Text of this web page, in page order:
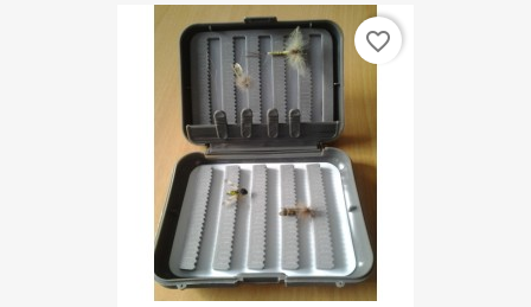
favorite_border